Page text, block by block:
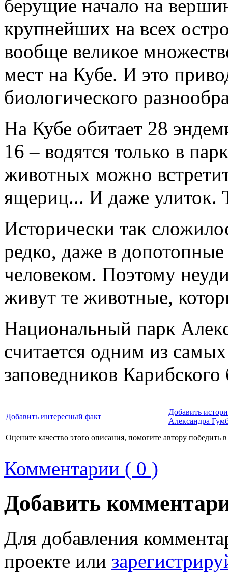
берущие начало на
крупнейших на всех
вообще великое
мест на Кубе. И это
биологического
На Кубе обитает 28
16 – водятся только в
животных можно
ящериц... И даже улиток.
Исторически так
редко, даже в
человеком. Поэтому
живут те животные,
Национальный парк
считается одним из
заповедников Карибского
Добавить интересный факт
Добавить
Александра
Оцените качество этого описания, помогите автору победить
Комментарии ( 0 )
Добавить
Для добавления
проекте или